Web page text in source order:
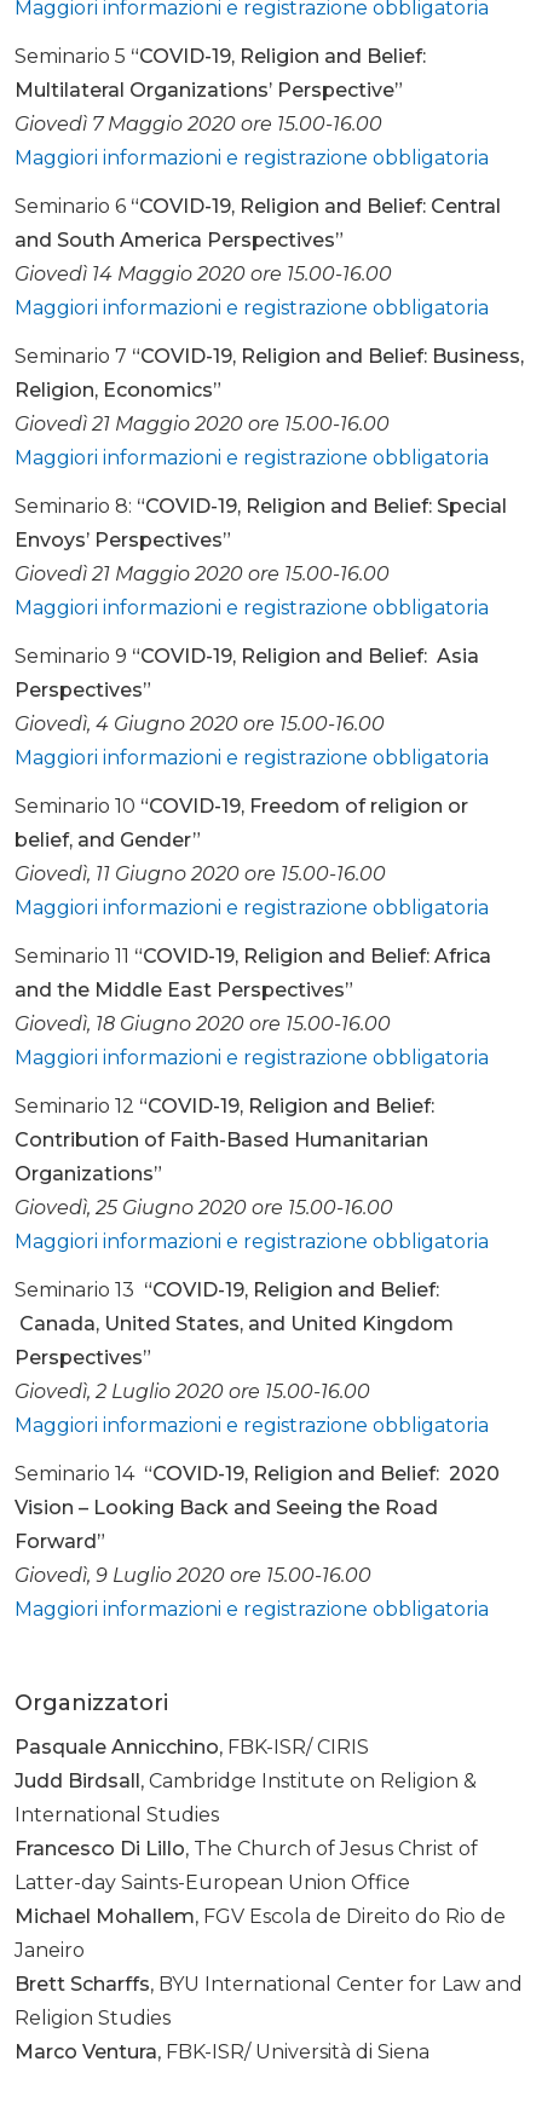
Maggiori informazioni e registrazione obbligatoria
Seminario 5 “COVID-19, Religion and Belief:
Multilateral Organizations’ Perspective”
Giovedì 7 Maggio 2020 ore 15.00-16.00
Maggiori informazioni e registrazione obbligatoria
Seminario 6 “COVID-19, Religion and Belief: Central
and South America Perspectives”
Giovedì 14 Maggio 2020 ore 15.00-16.00
Maggiori informazioni e registrazione obbligatoria
Seminario 7 “COVID-19, Religion and Belief: Business,
Religion, Economics”
Giovedì 21 Maggio 2020 ore 15.00-16.00
Maggiori informazioni e registrazione obbligatoria
Seminario 8: “COVID-19, Religion and Belief: Special
Envoys’ Perspectives”
Giovedì 21 Maggio 2020 ore 15.00-16.00
Maggiori informazioni e registrazione obbligatoria
Seminario 9 “COVID-19, Religion and Belief: Asia
Perspectives”
Giovedì, 4 Giugno 2020 ore 15.00-16.00
Maggiori informazioni e registrazione obbligatoria
Seminario 10 “COVID-19, Freedom of religion or
belief, and Gender”
Giovedì, 11 Giugno 2020 ore 15.00-16.00
Maggiori informazioni e registrazione obbligatoria
Seminario 11 “COVID-19, Religion and Belief: Africa
and the Middle East Perspectives”
Giovedì, 18 Giugno 2020 ore 15.00-16.00
Maggiori informazioni e registrazione obbligatoria
Seminario 12 “COVID-19, Religion and Belief:
Contribution of Faith-Based Humanitarian
Organizations”
Giovedì, 25 Giugno 2020 ore 15.00-16.00
Maggiori informazioni e registrazione obbligatoria
Seminario 13 “COVID-19, Religion and Belief:
Canada, United States, and United Kingdom
Perspectives”
Giovedì, 2 Luglio 2020 ore 15.00-16.00
Maggiori informazioni e registrazione obbligatoria
Seminario 14 “COVID-19, Religion and Belief: 2020
Vision – Looking Back and Seeing the Road
Forward”
Giovedì, 9 Luglio 2020 ore 15.00-16.00
Maggiori informazioni e registrazione obbligatoria
Organizzatori
Pasquale Annicchino, FBK-ISR/ CIRIS
Judd Birdsall, Cambridge Institute on Religion &
International Studies
Francesco Di Lillo, The Church of Jesus Christ of
Latter-day Saints-European Union Office
Michael Mohallem, FGV Escola de Direito do Rio de
Janeiro
Brett Scharffs, BYU International Center for Law and
Religion Studies
Marco Ventura, FBK-ISR/ Università di Siena